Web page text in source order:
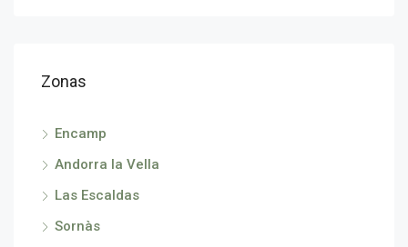
Zonas
Encamp
Andorra la Vella
Las Escaldas
Sornàs